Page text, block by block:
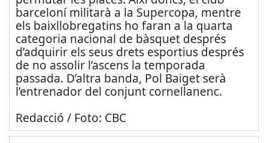
barceloní militarà a la Supercopa, mentre
els baixllobregatins ho faran a la quarta
categoria nacional de bàsquet després
d’adquirir els seus drets esportius després
de no assolir l’ascens la temporada
passada. D’altra banda, Pol Baiget serà
l’entrenador del conjunt cornellanenc.
Redacció / Foto: CBC